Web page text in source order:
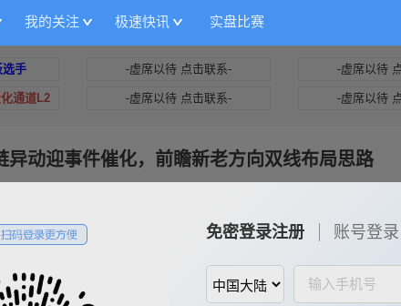
我的关注 极速快讯 实盘比赛
选手 -虚席以待 点击联系- -虚席以待
通道L2 -虚席以待 点击联系- -虚席以待
动迎事件催化，前瞻新老方向双线布局思路
不住的利润，我们守住！别人避不开的大坑，我们绕开！
将！
免密登录注册 账号登录